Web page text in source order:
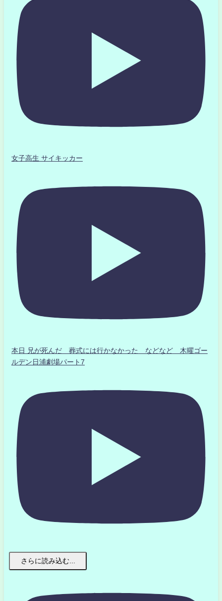
女子高生 サイキッカー
本日 兄が死んだ 葬式には行かなかった などなど 木曜ゴー
ルデン日浦劇場パート7
さらに読み込む...